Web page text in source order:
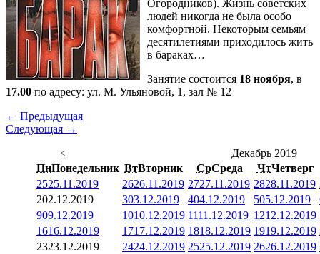
Огородников). Жизнь советских
людей никогда не была особо
комфортной. Некоторым семьям
десятилетиями приходилось жить
в бараках…
Занятие состоится 18 ноября, в
17.00 по адресу: ул. М. Ульяновой, 1, зал № 12
← Предыдущая
Следующая →
<
Декабрь 2019
ПнПонедельник ВтВторник СрСреда ЧтЧетверг
2525.11.2019 2626.11.2019 2727.11.2019 2828.11.2019
202.12.2019 303.12.2019 404.12.2019 505.12.2019
909.12.2019 1010.12.2019 1111.12.2019 1212.12.2019
1616.12.2019 1717.12.2019 1818.12.2019 1919.12.2019
2323.12.2019 2424.12.2019 2525.12.2019 2626.12.2019